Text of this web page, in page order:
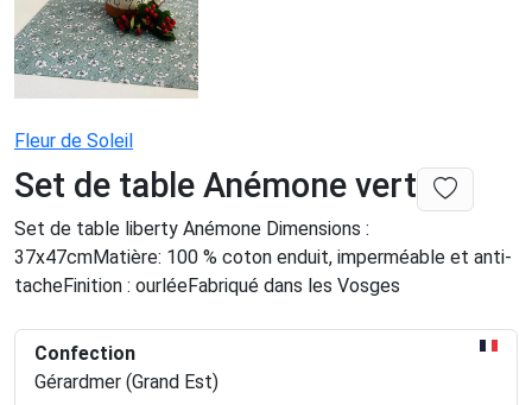
Fleur de Soleil
Set de table Anémone vert
Set de table liberty Anémone Dimensions :
37x47cmMatière: 100 % coton enduit, imperméable et anti-
tacheFinition : ourléeFabriqué dans les Vosges
Confection
Gérardmer (Grand Est)